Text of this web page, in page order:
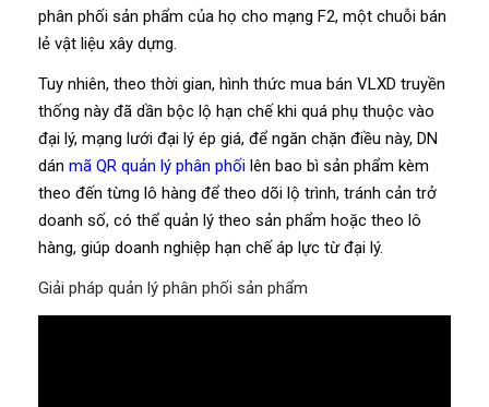
phân phối sản phẩm của họ cho mạng F2, một chuỗi bán
lẻ vật liệu xây dựng.
Tuy nhiên, theo thời gian, hình thức mua bán VLXD truyền
thống này đã dần bộc lộ hạn chế khi quá phụ thuộc vào
đại lý, mạng lưới đại lý ép giá, để ngăn chặn điều này, DN
dán mã QR quản lý phân phối lên bao bì sản phẩm kèm
theo đến từng lô hàng để theo dõi lộ trình, tránh cản trở
doanh số, có thể quản lý theo sản phẩm hoặc theo lô
hàng, giúp doanh nghiệp hạn chế áp lực từ đại lý.
Giải pháp quản lý phân phối sản phẩm